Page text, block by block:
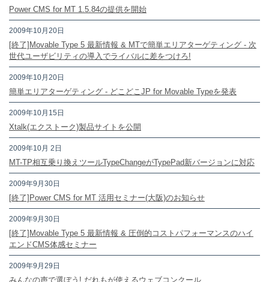
Power CMS for MT 1.5.84の提供を開始
2009年10月20日
[終了]Movable Type 5 最新情報 & MTで簡単エリアターゲティング - 次
世代ユーザビリティの導入でライバルに差をつけろ!
2009年10月20日
簡単エリアターゲティング - どこどこJP for Movable Typeを発表
2009年10月15日
Xtalk(エクストーク)製品サイトを公開
2009年10月 2日
MT-TP相互乗り換えツールTypeChangeがTypePad新バージョンに対応
2009年9月30日
[終了]Power CMS for MT 活用セミナー(大阪)のお知らせ
2009年9月30日
[終了]Movable Type 5 最新情報 & 圧倒的コストパフォーマンスのハイ
エンドCMS体感セミナー
2009年9月29日
みんなの声で選ぼう! だれもが使えるウェブコンクール